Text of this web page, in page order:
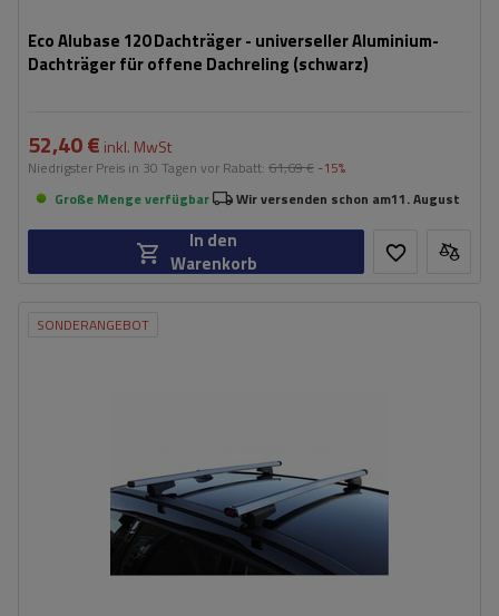
Eco Alubase 120 Dachträger - universeller Aluminium-
Dachträger für offene Dachreling (schwarz)
52,40 € inkl. MwSt
Niedrigster Preis in 30 Tagen vor Rabatt: 61,69 € -15%
Große Menge verfügbar
Wir versenden schon am11. August
In den
Warenkorb
SONDERANGEBOT